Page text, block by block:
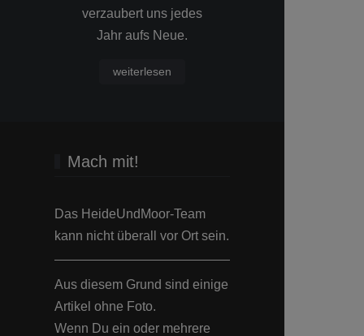
verzaubert uns jedes
Jahr aufs Neue.
weiterlesen
Mach mit!
Das HeideUndMoor-Team
kann nicht überall vor Ort sein.
Aus diesem Grund sind einige
Artikel ohne Foto.
Wenn Du ein oder mehrere